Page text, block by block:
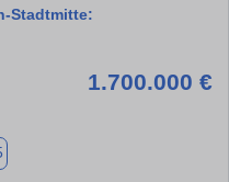
Stadtmitte:
1.700.000 €